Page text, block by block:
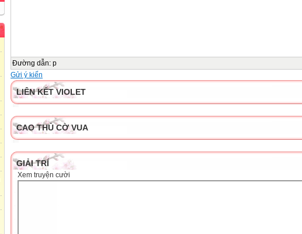
Đường dẫn: p
Gửi ý kiến
LIÊN KẾT VIOLET
CAO THỦ CỜ VUA
GIẢI TRÍ
Xem truyện cười